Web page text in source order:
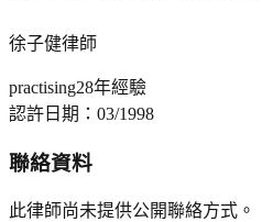
徐子健律師
practising28年經驗
認許日期： 03/1998
聯絡資料
此律師尚未提供公開聯絡方式。